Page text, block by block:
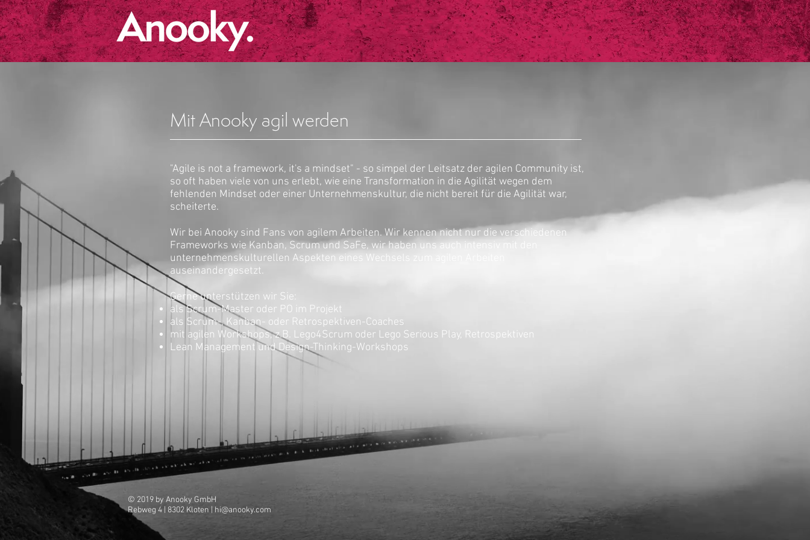
TEST CONSULTING DOMAINS AGILE COACHING More
Mit Anooky agil werden
"Agile is not a framework, it's a mindset" - so simpel der Leitsatz der agilen Community ist,
so oft haben viele von uns erlebt, wie eine Transformation in die Agilität wegen dem
fehlenden Mindset oder einer Unternehmenskultur, die nicht bereit für die Agilität war,
scheiterte.
Wir bei Anooky sind Fans von agilem Arbeiten. Wir kennen nicht nur die verschiedenen
Frameworks wie Kanban, Scrum und SaFe, wir haben uns auch intensiv mit den
unternehmenskulturellen Aspekten eines Wechsels zum agilen Arbeiten
auseinandergesetzt.
Gerne unterstützen wir Sie:
als Scrum-Master oder PO im Projekt
als Scrum-, Kanban- oder Retrospektiven-Coaches
mit agilen Workshops, z.B. Lego4Scrum oder Lego Serious Play, Retrospektiven
Lean Management und Design-Thinking-Workshops
© 2019 by Anooky GmbH
Rebweg 4 | 8302 Kloten | hi@anooky.com